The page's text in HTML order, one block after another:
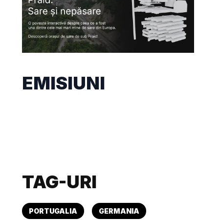
EMISIUNI
TAG-URI
PORTUGALIA GERMANIA